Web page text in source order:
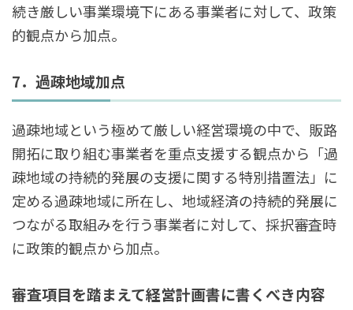
続き厳しい事業環境下にある事業者に対して、政策
的観点から加点。
7．過疎地域加点
過疎地域という極めて厳しい経営環境の中で、販路
開拓に取り組む事業者を重点支援する観点から「過
疎地域の持続的発展の支援に関する特別措置法」に
定める過疎地域に所在し、地域経済の持続的発展に
つながる取組みを行う事業者に対して、採択審査時
に政策的観点から加点。
審査項目を踏まえて経営計画書に書くべき内容